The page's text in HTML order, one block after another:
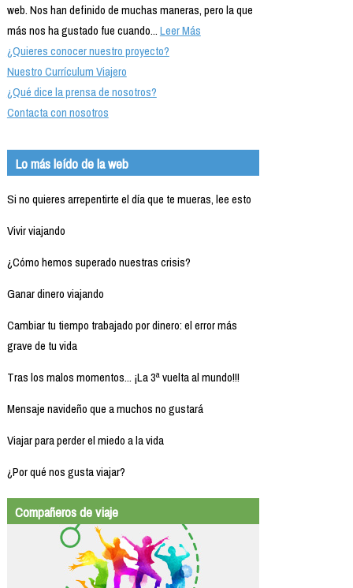
web. Nos han definido de muchas maneras, pero la que
más nos ha gustado fue cuando...Leer Más
¿Quieres conocer nuestro proyecto?
Nuestro Currículum Viajero
¿Qué dice la prensa de nosotros?
Contacta con nosotros
Lo más leído de la web
Si no quieres arrepentirte el día que te mueras, lee esto
Vivir viajando
¿Cómo hemos superado nuestras crisis?
Ganar dinero viajando
Cambiar tu tiempo trabajado por dinero: el error más
grave de tu vida
Tras los malos momentos... ¡La 3ª vuelta al mundo!!!
Mensaje navideño que a muchos no gustará
Viajar para perder el miedo a la vida
¿Por qué nos gusta viajar?
Compañeros de viaje